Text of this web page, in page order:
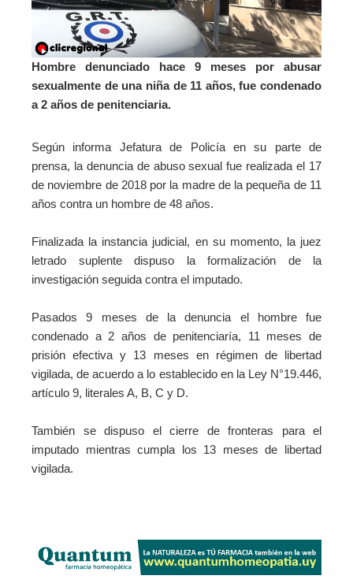
Hombre denunciado hace 9 meses por abusar
sexualmente de una niña de 11 años, fue condenado
a 2 años de penitenciaria.
Según informa Jefatura de Policía en su parte de
prensa, la denuncia de abuso sexual fue realizada el 17
de noviembre de 2018 por la madre de la pequeña de 11
años contra un hombre de 48 años.
Finalizada la instancia judicial, en su momento, la juez
letrado suplente dispuso la formalización de la
investigación seguida contra el imputado.
Pasados 9 meses de la denuncia el hombre fue
condenado a 2 años de penitenciaría, 11 meses de
prisión efectiva y 13 meses en régimen de libertad
vigilada, de acuerdo a lo establecido en la Ley N°19.446,
artículo 9, literales A, B, C y D.
También se dispuso el cierre de fronteras para el
imputado mientras cumpla los 13 meses de libertad
vigilada.